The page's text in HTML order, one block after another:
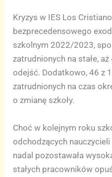
Kryzys w IES Los
bezprecedensowego
szkolnym 2022/2023,
zatrudnionych na stałe,
odejść. Dodatkowo, 46 z
zatrudnionych na czas
o zmianę szkoły.
Choć w kolejnym roku
odchodzących nauczycieli
nadal pozostawała
stałych pracowników